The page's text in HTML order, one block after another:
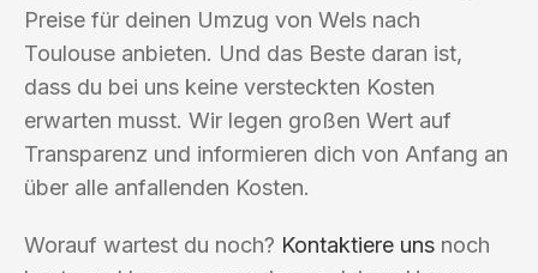
Preise für deinen Umzug von Wels nach
Toulouse anbieten. Und das Beste daran ist,
dass du bei uns keine versteckten Kosten
erwarten musst. Wir legen großen Wert auf
Transparenz und informieren dich von Anfang an
über alle anfallenden Kosten.
Worauf wartest du noch? Kontaktiere uns noch